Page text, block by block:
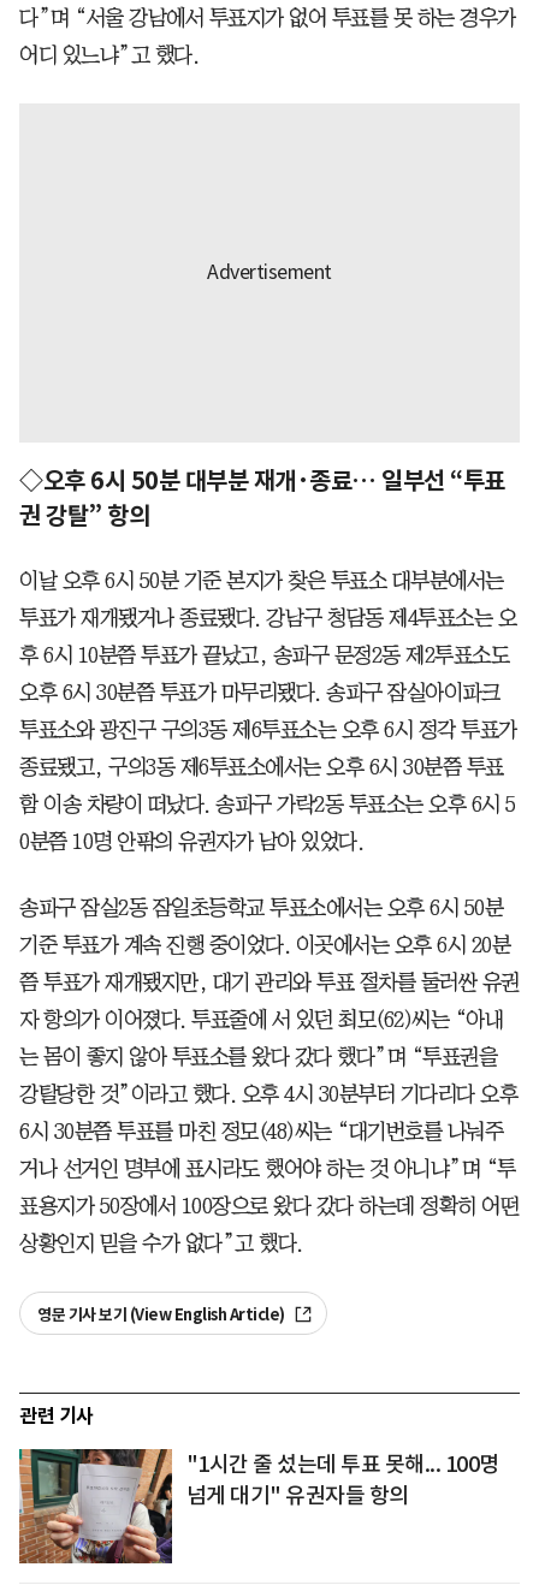
다”며 “서울 강남에서 투표지가 없어 투표를 못 하는 경우가
어디 있느냐”고 했다.
◇오후 6시 50분 대부분 재개·종료… 일부선 “투표
권 강탈” 항의
이날 오후 6시 50분 기준 본지가 찾은 투표소 대부분에서는
투표가 재개됐거나 종료됐다. 강남구 청담동 제4투표소는 오
후 6시 10분쯤 투표가 끝났고, 송파구 문정2동 제2투표소도
오후 6시 30분쯤 투표가 마무리됐다. 송파구 잠실아이파크
투표소와 광진구 구의3동 제6투표소는 오후 6시 정각 투표가
종료됐고, 구의3동 제6투표소에서는 오후 6시 30분쯤 투표
함 이송 차량이 떠났다. 송파구 가락2동 투표소는 오후 6시 5
0분쯤 10명 안팎의 유권자가 남아 있었다.
송파구 잠실2동 잠일초등학교 투표소에서는 오후 6시 50분
기준 투표가 계속 진행 중이었다. 이곳에서는 오후 6시 20분
쯤 투표가 재개됐지만, 대기 관리와 투표 절차를 둘러싼 유권
자 항의가 이어졌다. 투표줄에 서 있던 최모(62)씨는 “아내
는 몸이 좋지 않아 투표소를 왔다 갔다 했다”며 “투표권을
강탈당한 것”이라고 했다. 오후 4시 30분부터 기다리다 오후
6시 30분쯤 투표를 마친 정모(48)씨는 “대기번호를 나눠주
거나 선거인 명부에 표시라도 했어야 하는 것 아니냐”며 “투
표용지가 50장에서 100장으로 왔다 갔다 하는데 정확히 어떤
상황인지 믿을 수가 없다”고 했다.
영문 기사 보기 (View English Article)
관련 기사
"1시간 줄 섰는데 투표 못해... 100명
넘게 대기" 유권자들 항의